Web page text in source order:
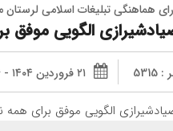
هماهنگی تبلیغات اسلامی
الگویی موفق
۲۱ فروردین ۱۴۰۴ - ۲۳:۵۶